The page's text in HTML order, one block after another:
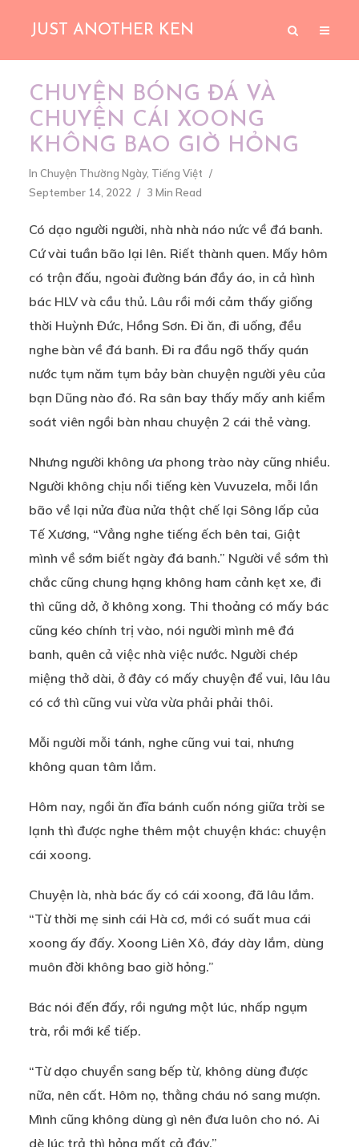
JUST ANOTHER KEN
CHUYỆN BÓNG ĐÁ VÀ
CHUYỆN CÁI XOONG
KHÔNG BAO GIỜ HỎNG
In Chuyện Thường Ngày, Tiếng Việt
September 14, 2022
3 Min Read
Có dạo người người, nhà nhà náo nức về đá banh.
Cứ vài tuần bão lại lên. Riết thành quen. Mấy hôm
có trận đấu, ngoài đường bán đầy áo, in cả hình
bác HLV và cầu thủ. Lâu rồi mới cảm thấy giống
thời Huỳnh Đức, Hồng Sơn. Đi ăn, đi uống, đều
nghe bàn về đá banh. Đi ra đầu ngõ thấy quán
nước tụm năm tụm bảy bàn chuyện người yêu của
bạn Dũng nào đó. Ra sân bay thấy mấy anh kiểm
soát viên ngồi bàn nhau chuyện 2 cái thẻ vàng.
Nhưng người không ưa phong trào này cũng nhiều.
Người không chịu nổi tiếng kèn Vuvuzela, mỗi lần
bão về lại nửa đùa nửa thật chế lại Sông lấp của
Tế Xương, “Vẳng nghe tiếng ếch bên tai, Giật
mình về sớm biết ngày đá banh.” Người về sớm thì
chắc cũng chung hạng không ham cảnh kẹt xe, đi
thì cũng dở, ở không xong. Thi thoảng có mấy bác
cũng kéo chính trị vào, nói người mình mê đá
banh, quên cả việc nhà việc nước. Người chép
miệng thở dài, ở đây có mấy chuyện để vui, lâu lâu
có cớ thì cũng vui vừa vừa phải phải thôi.
Mỗi người mỗi tánh, nghe cũng vui tai, nhưng
không quan tâm lắm.
Hôm nay, ngồi ăn đĩa bánh cuốn nóng giữa trời se
lạnh thì được nghe thêm một chuyện khác: chuyện
cái xoong.
Chuyện là, nhà bác ấy có cái xoong, đã lâu lắm.
“Từ thời mẹ sinh cái Hà cơ, mới có suất mua cái
xoong ấy đấy. Xoong Liên Xô, đáy dày lắm, dùng
muôn đời không bao giờ hỏng.”
Bác nói đến đấy, rồi ngưng một lúc, nhấp ngụm
trà, rồi mới kể tiếp.
“Từ dạo chuyển sang bếp từ, không dùng được
nữa, nên cất. Hôm nọ, thằng cháu nó sang mượn.
Mình cũng không dùng gì nên đưa luôn cho nó. Ai
dè lúc trả thì hỏng mất cả đáy.”